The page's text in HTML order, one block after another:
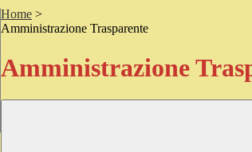
Home >
Amministrazione Trasparente
Amministrazione